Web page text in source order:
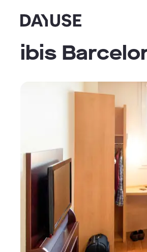
Dayuse
ibis